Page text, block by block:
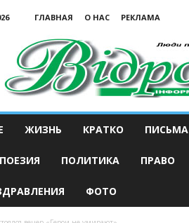
ГЛАВНАЯ О НАС
РЕКЛАМА
ЖИЗНЬ КРАТКО ПИСЬМА
ПОЕЗИЯ ПОЛИТИКА ПРАВО
ФОТО